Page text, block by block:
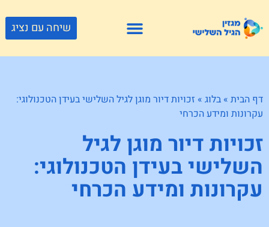
שיחה עם נציג
דף הבית » בלוג » זכויות דיור מוגן לגיל השלישי בעידן הטכנולוגי:
עקרונות ומידע הכרחי
זכויות דיור מוגן לגיל
השלישי בעידן הטכנולוגי:
עקרונות ומידע הכרחי